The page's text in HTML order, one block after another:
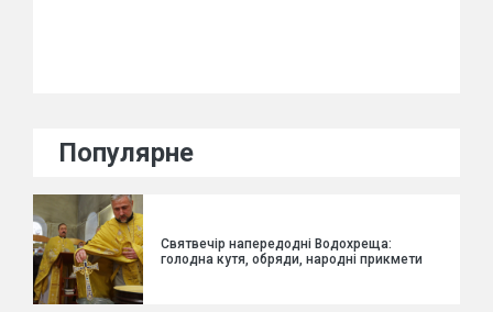
Популярне
Святвечір напередодні Водохреща:
голодна кутя, обряди, народні прикмети